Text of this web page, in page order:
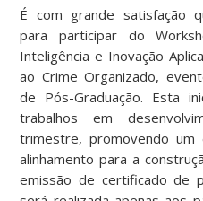
É com grande satisfação
para participar do
Inteligência e Inovação
ao Crime Organizado,
de Pós-Graduação. Esta
trabalhos em
trimestre, promovendo
alinhamento para a
emissão de certificado de